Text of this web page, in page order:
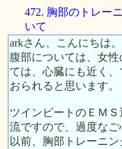
472. 胸部のトレー
いて
arkさん、こんにちは。
腹部については、女
ては、心臓にも近く
おられると思います。
ツインビートのＥＭ
流ですので、過度なご
以前、胸部トレーニ